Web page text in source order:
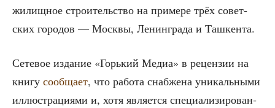
жилищ­ное стро­и­тель­ство на при­ме­ре трёх совет­
ских горо­дов — Моск­вы, Ленин­гра­да и Ташкента.
Сете­вое изда­ние «Горь­кий Медиа» в рецен­зии на
кни­гу сооб­ща­ет, что рабо­та снаб­же­на уни­каль­ны­ми
иллю­стра­ци­я­ми и, хотя явля­ет­ся спе­ци­а­ли­зи­ро­ван­